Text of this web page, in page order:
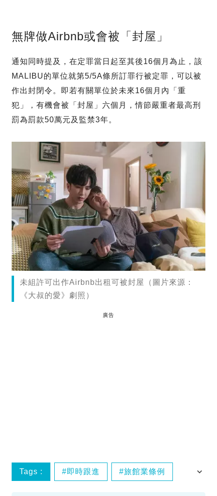
無牌做Airbnb或會被「封屋」
通知同時提及，在定罪當日起至其後16個月為止，該
MALIBU的單位就第5/5A條所訂罪行被定罪，可以被
作出封閉令。即若有關單位於未來16個月內「重
犯」，有機會被「封屋」六個月，情節嚴重者最高刑
罰為罰款50萬元及監禁3年。
未組許可出作Airbnb出租可被封屋（圖片來源：
《大叔的愛》劇照）
廣告
Tags : 即時跟進 旅館業條例